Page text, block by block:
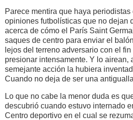
Parece mentira que haya
opiniones futbolísticas que no dejan
acerca de cómo el París Saint
saques de centro para enviar el
lejos del terreno adversario con el
presionar intensamente. Y lo airean,
semejante acción la hubiera
Cuando no deja de ser una
Lo que no cabe la menor duda es
descubrió cuando estuvo internado
Centro deportivo en el cual se